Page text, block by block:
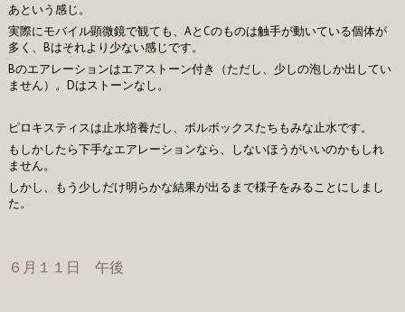
あという感じ。
実際にモバイル顕微鏡で観ても、AとCのものは触手が動いている個体が
多く、Bはそれより少ない感じです。
Bのエアレーションはエアストーン付き（ただし、少しの泡しか出してい
ません）。Dはストーンなし。
ピロキスティスは止水培養だし、ボルボックスたちもみな止水です。
もしかしたら下手なエアレーションなら、しないほうがいいのかもしれ
ません。
しかし、もう少しだけ明らかな結果が出るまで様子をみることにしまし
た。
６月１１日 午後